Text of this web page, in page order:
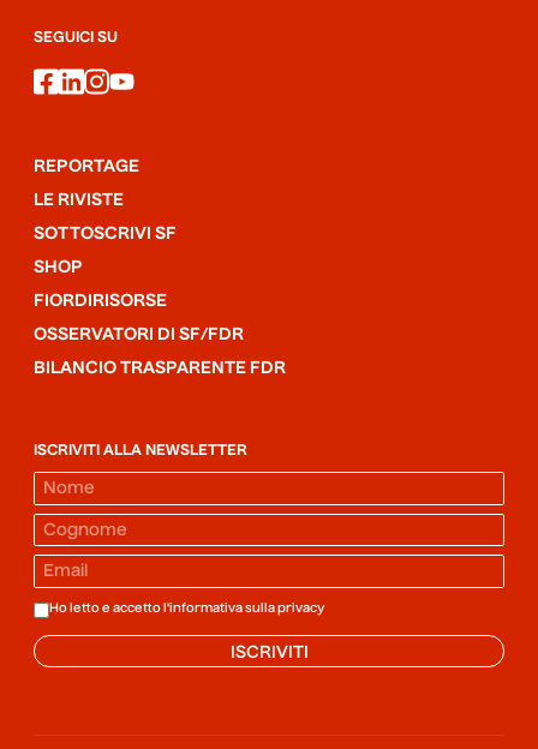
SEGUICI SU
facebook
linkedin
instagram
youtube
REPORTAGE
LE RIVISTE
SOTTOSCRIVI SF
SHOP
FIORDIRISORSE
OSSERVATORI DI SF/FDR
BILANCIO TRASPARENTE FDR
ISCRIVITI ALLA NEWSLETTER
Ho letto e accetto l'informativa sulla privacy
ISCRIVITI